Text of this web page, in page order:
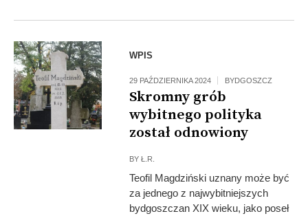
WPIS
29 PAŹDZIERNIKA 2024 BYDGOSZCZ
Skromny grób
wybitnego polityka
został odnowiony
BYŁ.R.
Teofil Magdziński uznany może być
za jednego z najwybitniejszych
bydgoszczan XIX wieku, jako poseł